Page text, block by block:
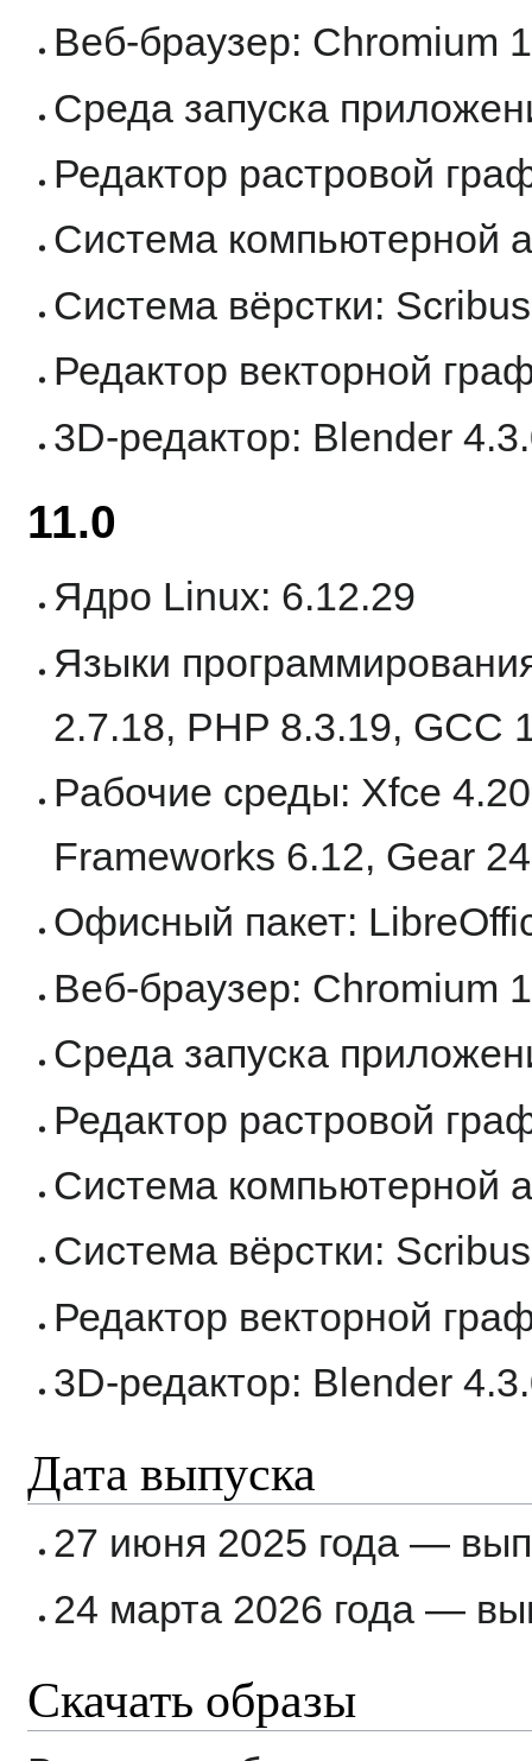
Веб-браузер: Chromium
Среда запуска
Редактор растровой
Система компьютерной
Система вёрстки:
Редактор векторной
3D-редактор: Blender
11.0
Ядро Linux: 6.12.29
Языки
2.7.18, PHP 8.3.19, GCC
Рабочие среды: Xfce
Frameworks 6.12, Gear
Офисный пакет:
Веб-браузер: Chromium
Среда запуска
Редактор растровой
Система компьютерной
Система вёрстки:
Редактор векторной
3D-редактор: Blender
Дата выпуска
27 июня 2025 года —
24 марта 2026 года —
Скачать образы